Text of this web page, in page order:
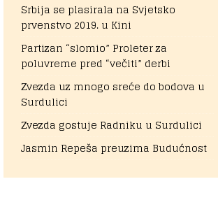
Srbija se plasirala na Svjetsko
prvenstvo 2019. u Kini
Partizan “slomio” Proleter za
poluvreme pred “večiti” derbi
Zvezda uz mnogo sreće do bodova u
Surdulici
Zvezda gostuje Radniku u Surdulici
Jasmin Repeša preuzima Budućnost